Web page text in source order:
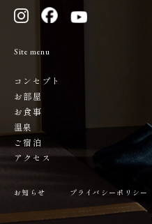
Site menu
コンセプト
お部屋
お食事
温泉
ご宿泊
アクセス
お知らせ プライバシーポリシー